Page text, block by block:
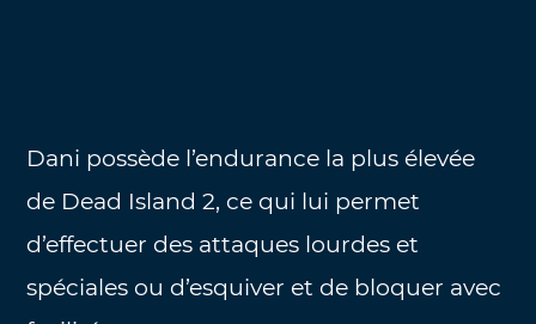
Dani possède l’endurance la plus élevée
de Dead Island 2, ce qui lui permet
d’effectuer des attaques lourdes et
spéciales ou d’esquiver et de bloquer avec